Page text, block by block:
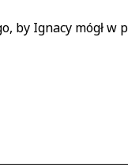
by Ignacy mógł